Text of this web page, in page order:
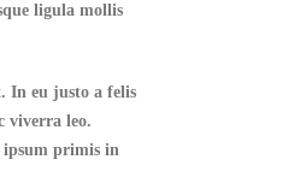
ligula mollis
In eu justo a felis
viverra leo.
ipsum primis in